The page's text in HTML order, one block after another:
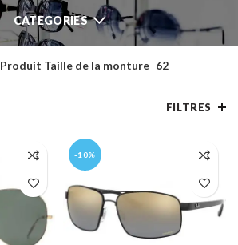
CATEGORIES
Produit Taille de la monture 62
FILTRES
-10%